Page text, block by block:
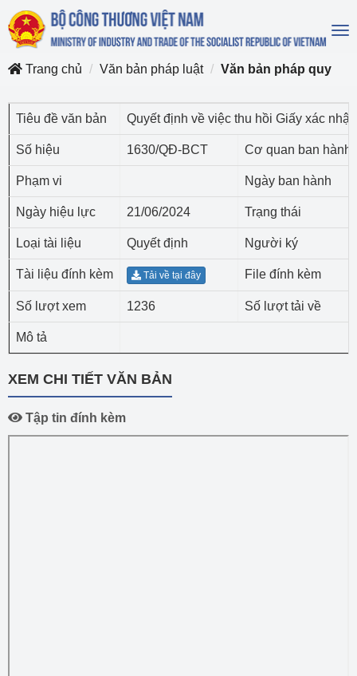
Trang chủ
Văn bản pháp luật Văn bản pháp quy
Tiêu đề văn bản Quyết định về việc thu hồi Giấy xác
Số hiệu 1630/QĐ-BCT Cơ quan ban hành
Phạm vi Ngày ban hành
Ngày hiệu lực 21/06/2024 Trạng thái
Loại tài liệu Quyết định Người ký
Tài liệu đính kèm Tải về tại đây File đính kèm
Số lượt xem 1236 Số lượt tải về
Mô tả
XEM CHI TIẾT VĂN BẢN
Tập tin đính kèm